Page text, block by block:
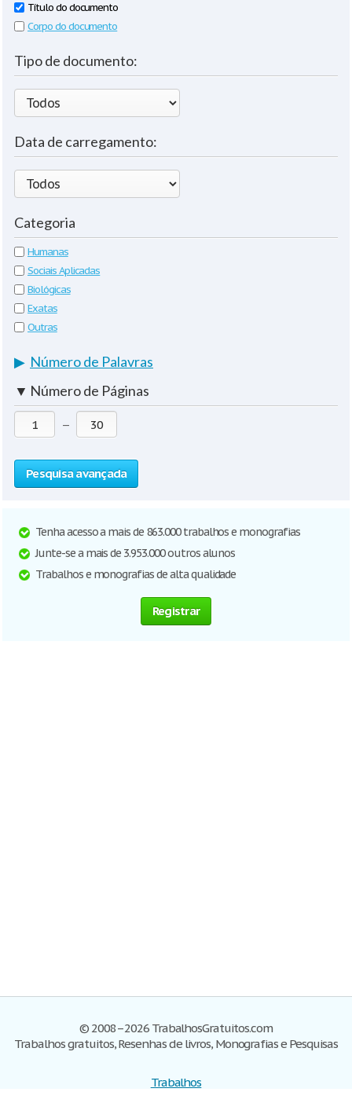
Título do documento
Corpo do documento
Tipo de documento:
Data de carregamento:
Categoria
Humanas
Sociais Aplicadas
Biológicas
Exatas
Outras
▶ Número de Palavras
▼ Número de Páginas
—
Pesquisa avançada
Tenha acesso a mais de 863.000 trabalhos e monografias
Junte-se a mais de 3.953.000 outros alunos
Trabalhos e monografias de alta qualidade
Registrar
© 2008–2026 TrabalhosGratuitos.com
Trabalhos gratuitos, Resenhas de livros, Monografias e Pesquisas
Trabalhos